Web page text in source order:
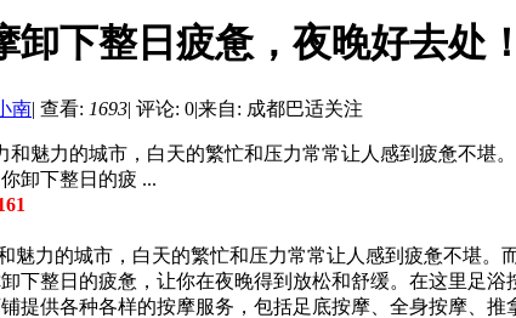
卸下整日疲惫，夜晚好去处！
南| 查看: 1693| 评论: 0|来自: 成都巴适关注
和魅力的城市，白天的繁忙和压力常常让人感到疲惫不堪
卸下整日的疲 ...
力的城市，白天的繁忙和压力常常让人感到疲惫不堪。
下整日的疲惫，让你在夜晚得到放松和舒缓。在这里足
提供各种各样的按摩服务，包括足底按摩、全身按摩、